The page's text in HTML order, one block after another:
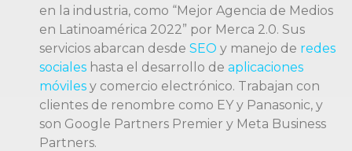
en la industria, como “Mejor Agencia de Medios
en Latinoamérica 2022” por Merca 2.0. Sus
servicios abarcan desde SEO y manejo de redes
sociales hasta el desarrollo de aplicaciones
móviles y comercio electrónico. Trabajan con
clientes de renombre como EY y Panasonic, y
son Google Partners Premier y Meta Business
Partners.